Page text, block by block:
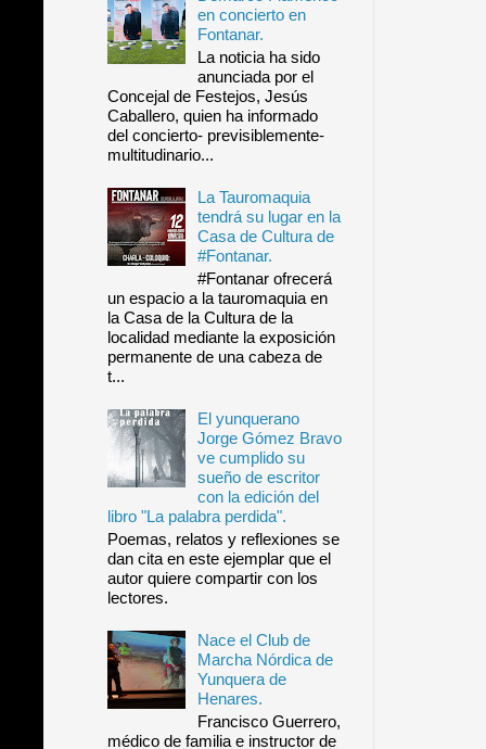
en concierto en
Fontanar.
La noticia ha sido
anunciada por el
Concejal de Festejos, Jesús
Caballero, quien ha informado
del concierto- previsiblemente-
multitudinario...
La Tauromaquia
tendrá su lugar en la
Casa de Cultura de
#Fontanar.
#Fontanar ofrecerá
un espacio a la tauromaquia en
la Casa de la Cultura de la
localidad mediante la exposición
permanente de una cabeza de
t...
El yunquerano
Jorge Gómez Bravo
ve cumplido su
sueño de escritor
con la edición del
libro "La palabra perdida".
Poemas, relatos y reflexiones se
dan cita en este ejemplar que el
autor quiere compartir con los
lectores.
Nace el Club de
Marcha Nórdica de
Yunquera de
Henares.
Francisco Guerrero,
médico de familia e instructor de